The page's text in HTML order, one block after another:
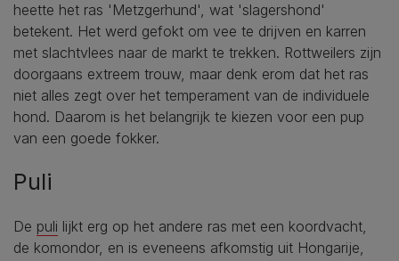
heette het ras 'Metzgerhund', wat 'slagershond'
betekent. Het werd gefokt om vee te drijven en karren
met slachtvlees naar de markt te trekken. Rottweilers zijn
doorgaans extreem trouw, maar denk erom dat het ras
niet alles zegt over het temperament van de individuele
hond. Daarom is het belangrijk te kiezen voor een pup
van een goede fokker.
Puli
De puli lijkt erg op het andere ras met een koordvacht,
de komondor, en is eveneens afkomstig uit Hongarije,